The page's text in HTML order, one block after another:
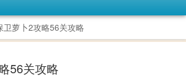
卫萝卜2攻略56关攻略
56关攻略